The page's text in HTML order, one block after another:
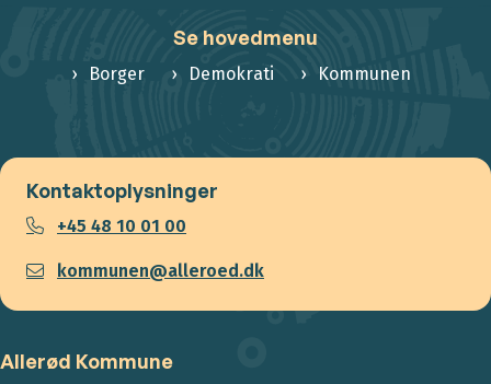
Se hovedmenu
Borger Demokrati Kommunen
Kontaktoplysninger
+45 48 10 01 00
kommunen@alleroed.dk
Allerød Kommune